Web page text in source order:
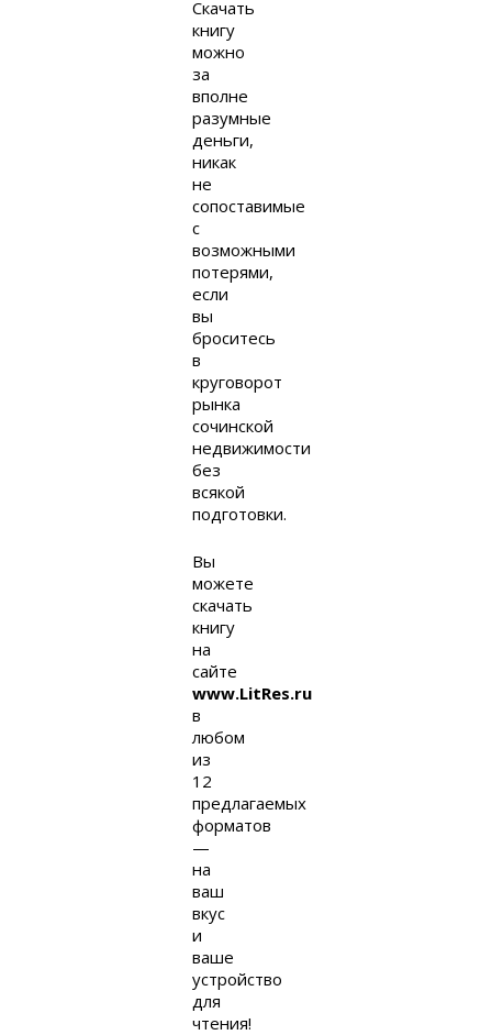
Скачать
книгу
можно
за
вполне
разумные
деньги,
никак
не
сопоставимые
с
возможными
потерями,
если
вы
броситесь
в
круговорот
рынка
сочинской
недвижимости
без
всякой
подготовки.
Вы
можете
скачать
книгу
на
сайте
www.LitRes.ru
в
любом
из
12
предлагаемых
форматов
—
на
ваш
вкус
и
ваше
устройство
для
чтения!